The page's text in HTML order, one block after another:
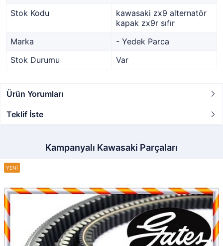
Stok Kodu
kawasaki zx9 alternatör
kapak zx9r sıfır
Marka
- Yedek Parca
Stok Durumu
Var
Ürün Yorumları
Teklif İste
Kampanyalı Kawasaki Parçaları